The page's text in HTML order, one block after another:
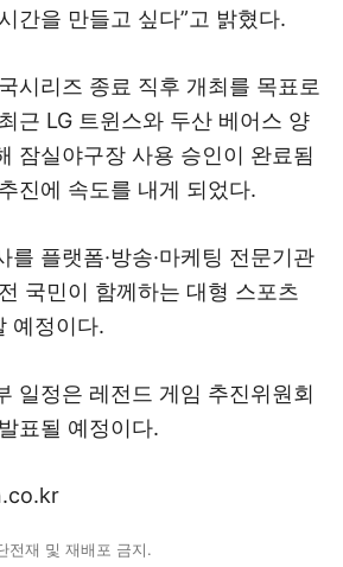
간을 만들고 싶다”고 밝혔다.
시리즈 종료 직후 개최를 목표로
근 LG 트윈스와 두산 베어스 양
잠실야구장 사용 승인이 완료됨
진에 속도를 내게 되었다.
를 플랫폼·방송·마케팅 전문기관
국민이 함께하는 대형 스포츠
예정이다.
일정은 레전드 게임 추진위원회
표될 예정이다.
재 및 재배포 금지.